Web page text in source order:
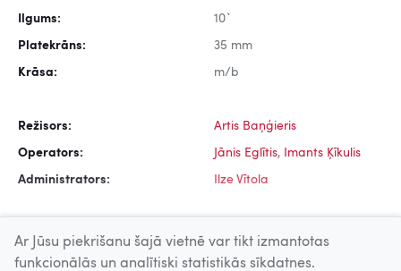
Ilgums: 10`
Platekrāns: 35 mm
Krāsa: m/b
Režisors: Artis Baņģieris
Operators: Jānis Eglītis, Imants Ķīkulis
Administrators: Ilze Vītola
Ar Jūsu piekrišanu šajā vietnē var tikt izmantotas
funkcionālās un analītiski statistikās sīkdatnes.